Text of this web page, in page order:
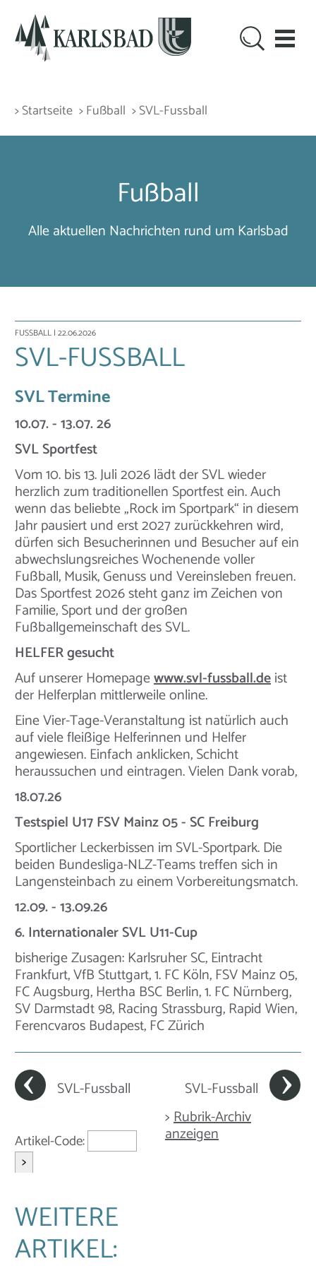
> Startseite > Fußball > SVL-Fussball
Fußball
Alle aktuellen Nachrichten rund um Karlsbad
FUSSBALL | 22.06.2026
SVL-FUSSBALL
SVL Termine
10.07. - 13.07. 26
SVL Sportfest
Vom 10. bis 13. Juli 2026 lädt der SVL wieder
herzlich zum traditionellen Sportfest ein. Auch
wenn das beliebte „Rock im Sportpark“ in diesem
Jahr pausiert und erst 2027 zurückkehren wird,
dürfen sich Besucherinnen und Besucher auf ein
abwechslungsreiches Wochenende voller
Fußball, Musik, Genuss und Vereinsleben freuen.
Das Sportfest 2026 steht ganz im Zeichen von
Familie, Sport und der großen
Fußballgemeinschaft des SVL.
HELFER gesucht
Auf unserer Homepagewww.svl-fussball.deist
der Helferplan mittlerweile online.
Eine Vier-Tage-Veranstaltung ist natürlich auch
auf viele fleißige Helferinnen und Helfer
angewiesen. Einfach anklicken, Schicht
heraussuchen und eintragen. Vielen Dank vorab,
18.07.26
Testspiel U17 FSV Mainz 05 - SC Freiburg
Sportlicher Leckerbissen im SVL-Sportpark. Die
beiden Bundesliga-NLZ-Teams treffen sich in
Langensteinbach zu einem Vorbereitungsmatch.
12.09. - 13.09.26
6. Internationaler SVL U11-Cup
bisherige Zusagen: Karlsruher SC, Eintracht
Frankfurt, VfB Stuttgart, 1. FC Köln, FSV Mainz 05,
FC Augsburg, Hertha BSC Berlin, 1. FC Nürnberg,
SV Darmstadt 98, Racing Strassburg, Rapid Wien,
Ferencvaros Budapest, FC Zürich
SVL-Fussball SVL-Fussball
Artikel-Code:
>
WEITERE
ARTIKEL:
>Rubrik-Archiv
anzeigen